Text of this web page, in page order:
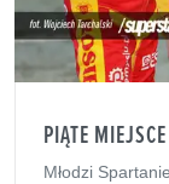
PIĄTE
Młodzi